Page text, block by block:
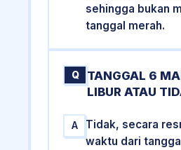
sehingga bukan
tanggal merah.
Q
TANGGAL 6
LIBUR ATAU
A
Tidak, secara
waktu dari